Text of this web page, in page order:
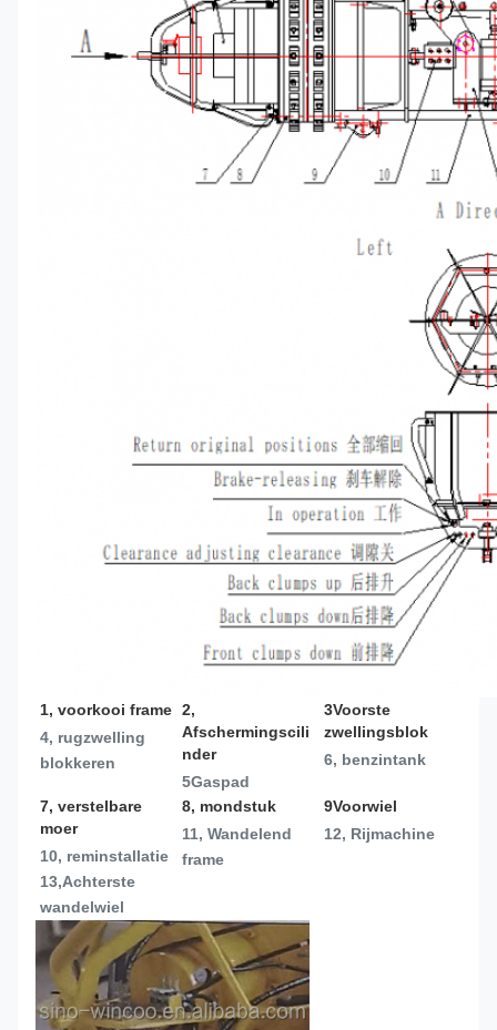
1, voorkooi frame
4, rugzwelling
blokkeren
2,
Afschermingscili
nder
5Gaspad
3Voorste
zwellingsblok
6, benzintank
7, verstelbare
moer
10, reminstallatie
13,Achterste
wandelwiel
8, mondstuk
11, Wandelend
frame
9Voorwiel
12, Rijmachine